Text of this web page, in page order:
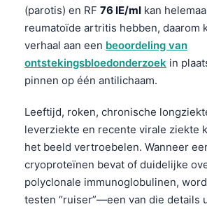
(parotis) en RF 76 IE/ml kan
reumatoïde artritis hebben, daarom
verhaal aan een beoordeling van
ontstekingsbloedonderzoek in
pinnen op één antilichaam.
Leeftijd, roken, chronische
leverziekte en recente virale ziekte
het beeld vertroebelen. Wanneer
cryoproteïnen bevat of duidelijke
polyclonale immunoglobulinen,
testen “ruiser”—een van die details